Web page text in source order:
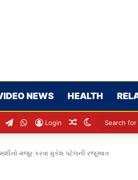
NEWS HEALTH
Play
TelegramWhatsApp
Login Random Article
Switch skin
મશીનો મંજૂર કરવા મુકેશ પટેલની રજૂઆત